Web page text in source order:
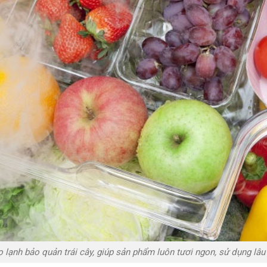
lạnh bảo quản trái cây, giúp sản phẩm luôn tươi ngon, sử dụng